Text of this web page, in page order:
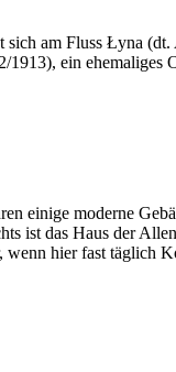
am Fluss Łyna
ein ehemaliges
einige moderne
ist das Haus der
wenn hier fast täglich